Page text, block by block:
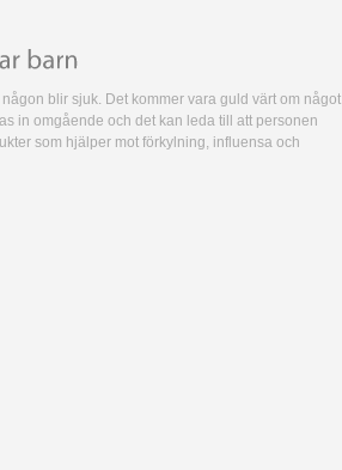
blir sjuk. Det kommer vara guld värt om något
in omgående och det kan leda till att personen
som hjälper mot förkylning, influensa och